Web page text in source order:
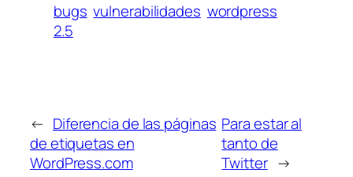
bugs vulnerabilidades wordpress
2.5
← Diferencia de las páginas
de etiquetas en
WordPress.com
Para estar al
tanto de
Twitter →